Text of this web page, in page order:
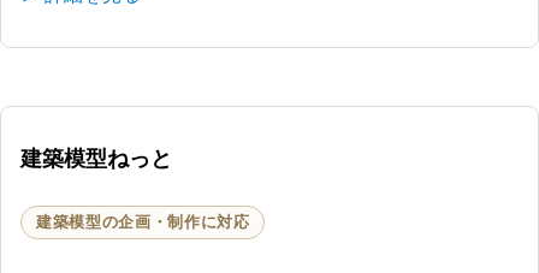
建築模型ねっと
建築模型の企画・制作に対応